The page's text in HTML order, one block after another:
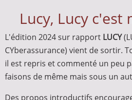
Lucy, Lucy c'est
L'édition 2024 sur rapport LUCY
CYberassurance) vient de sortir.
il est repris et commenté un peu
faisons de même mais sous un
Des propos introductifs